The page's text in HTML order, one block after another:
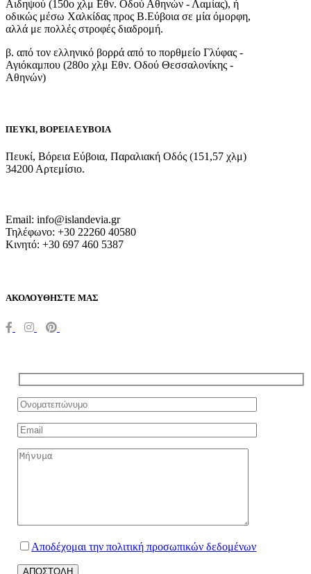
Αιδηψού (150ο χλμ Εθν. Οδού Αθηνών - Λαμίας), ή
οδικώς μέσω Χαλκίδας προς Β.Εύβοια σε μία όμορφη,
αλλά με πολλές στροφές διαδρομή.
β. από τον ελληνικό βορρά από το πορθμείο Γλύφας -
Αγιόκαμπου (280ο χλμ Εθν. Οδού Θεσσαλονίκης -
Αθηνών)
ΠΕΥΚΙ, ΒΟΡΕΙΑ ΕΥΒΟΙΑ
Πευκί, Βόρεια Εύβοια, Παραλιακή Οδός (151,57 χλμ)
34200 Αρτεμίσιο.
Email: info@islandevia.gr
Τηλέφωνο: +30 22260 40580
Κινητό: +30 697 460 5387
ΑΚΟΛΟΥΘΗΣΤΕ ΜΑΣ
Αποδέχομαι την πολιτική προσωπικών δεδομένων